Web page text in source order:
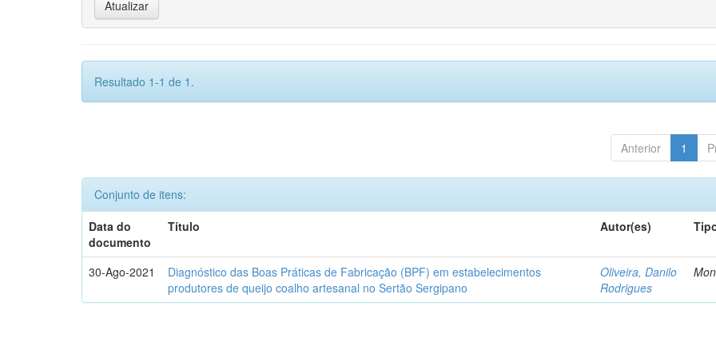
Resultado 1-1 de 1.
Anterior 1
Conjunto de itens:
Data do
documento
Título Autor(es)
30-Ago-2021
Diagnóstico das Boas Práticas de Fabricação (BPF) em estabelecimentos
produtores de queijo coalho artesanal no Sertão Sergipano
Oliveira, Danilo
Rodrigues